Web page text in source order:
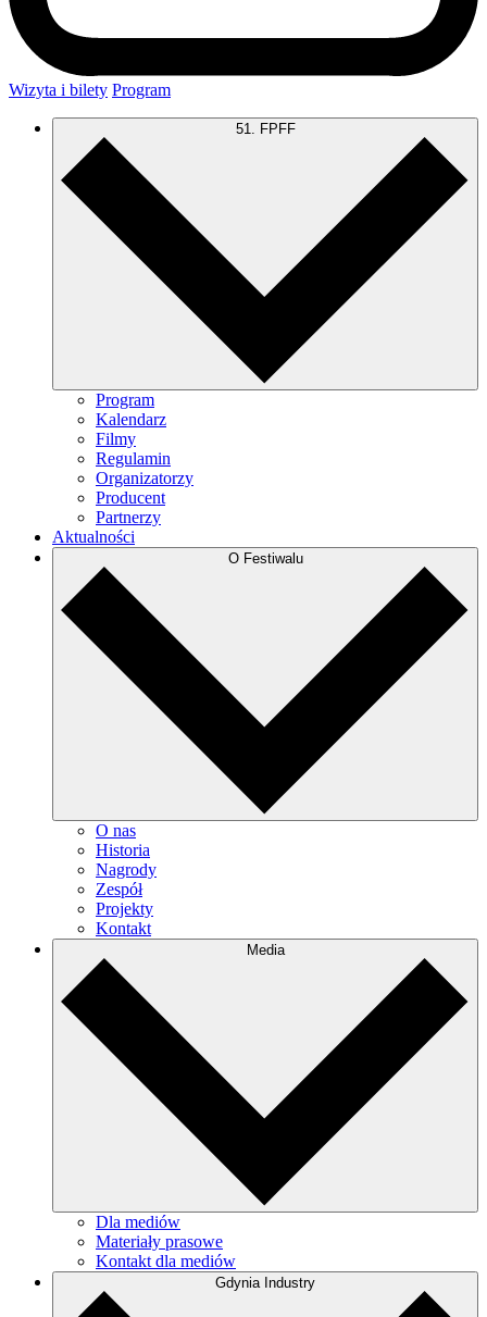
Wizyta i bilety Program
51. FPFF
Program
Kalendarz
Filmy
Regulamin
Organizatorzy
Producent
Partnerzy
Aktualności
O Festiwalu
O nas
Historia
Nagrody
Zespół
Projekty
Kontakt
Media
Dla mediów
Materiały prasowe
Kontakt dla mediów
Gdynia Industry